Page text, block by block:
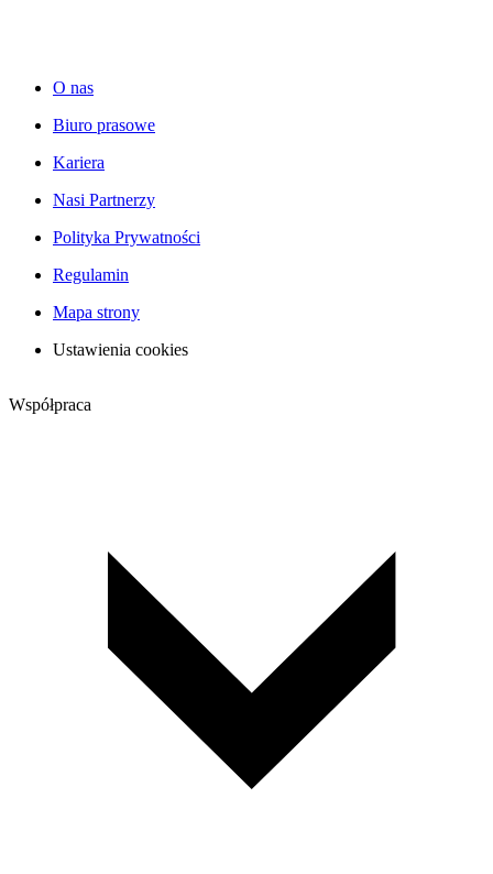
O nas
Biuro prasowe
Kariera
Nasi Partnerzy
Polityka Prywatności
Regulamin
Mapa strony
Ustawienia cookies
Współpraca